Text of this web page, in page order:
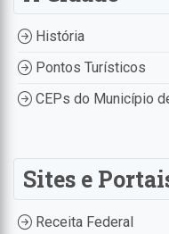
História
Pontos Turísticos
CEPs do Município
Sites e
Receita Federal